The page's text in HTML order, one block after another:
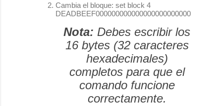
Cambia el bloque: set block 4
DEADBEEF000000000000000000000000
Nota: Debes escribir los
16 bytes (32 caracteres
hexadecimales)
completos para que el
comando funcione
correctamente.